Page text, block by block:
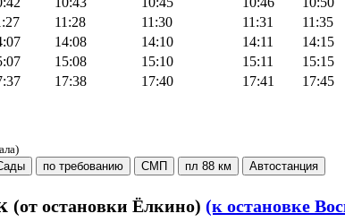
11:28 11:30 11:31
11:35
14:08 14:10 14:11
14:15
15:08 15:10 15:11
15:15
17:38 17:40 17:41
17:45
по требованию СМП пл 88 км Автостанция
(от остановки Ёлкино) (к остановке